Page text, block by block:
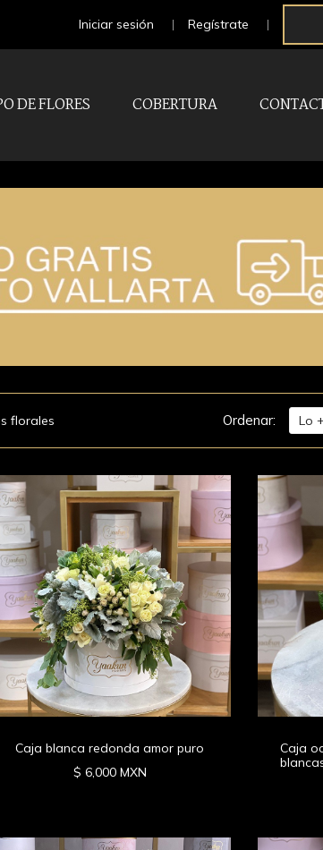
Iniciar sesión Regístrate
DE FLORES COBERTURA
florales Ordenar:
Caja blanca redonda amor puro
$ 6,000 MXN
Caja